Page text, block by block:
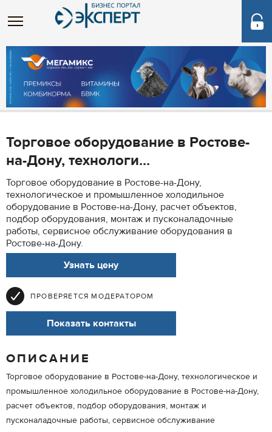
Торговое оборудование в Ростове-
на-Дону, технологи...
Торговое оборудование в Ростове-на-Дону,
технологическое и промышленное холодильное
оборудование в Ростове-на-Дону, расчет объектов,
подбор оборудования, монтаж и пусконаладочные
работы, сервисное обслуживание оборудования в
Ростове-на-Дону.
Узнать цену
ПРОВЕРЯЕТСЯ МОДЕРАТОРОМ
Показать контакты
ОПИСАНИЕ
Торговое оборудование в Ростове-на-Дону, технологическое и
промышленное холодильное оборудование в Ростове-на-Дону,
расчет объектов, подбор оборудования, монтаж и
пусконаладочные работы, сервисное обслуживание